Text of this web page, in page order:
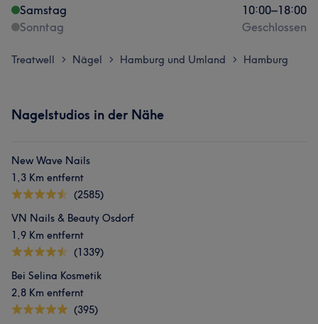
Samstag
10:00–18:00
Sonntag
Geschlossen
Treatwell > Nägel > Hamburg und Umland > Hamburg
Nagelstudios in der Nähe
New Wave Nails
1,3 Km entfernt
(2585)
VN Nails & Beauty Osdorf
1,9 Km entfernt
(1339)
Bei Selina Kosmetik
2,8 Km entfernt
(395)